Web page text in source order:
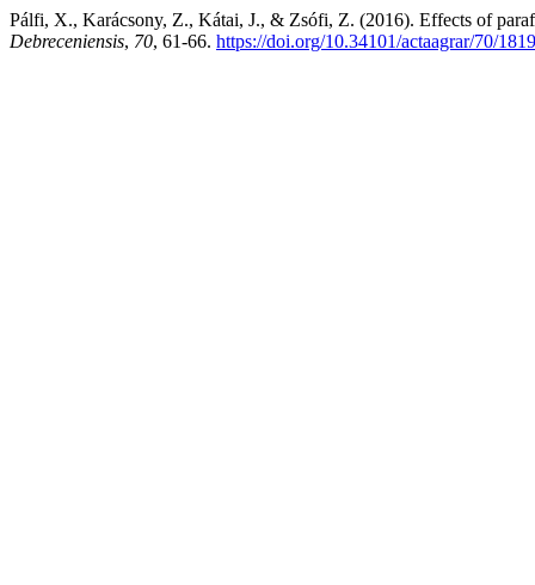
Pálfi, X., Karácsony, Z., Kátai, J., & Zsófi, Z. (2016). Effects of
Debreceniensis, 70, 61-66. https://doi.org/10.34101/actaagrar/70/1819